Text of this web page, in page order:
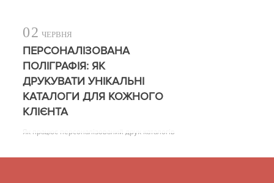
02 ЧЕРВНЯ
ПЕРСОНАЛІЗОВАНА
ПОЛІГРАФІЯ: ЯК
ДРУКУВАТИ УНІКАЛЬНІ
КАТАЛОГИ ДЛЯ КОЖНОГО
КЛІЄНТА
Як працює персоналізований друк каталогів